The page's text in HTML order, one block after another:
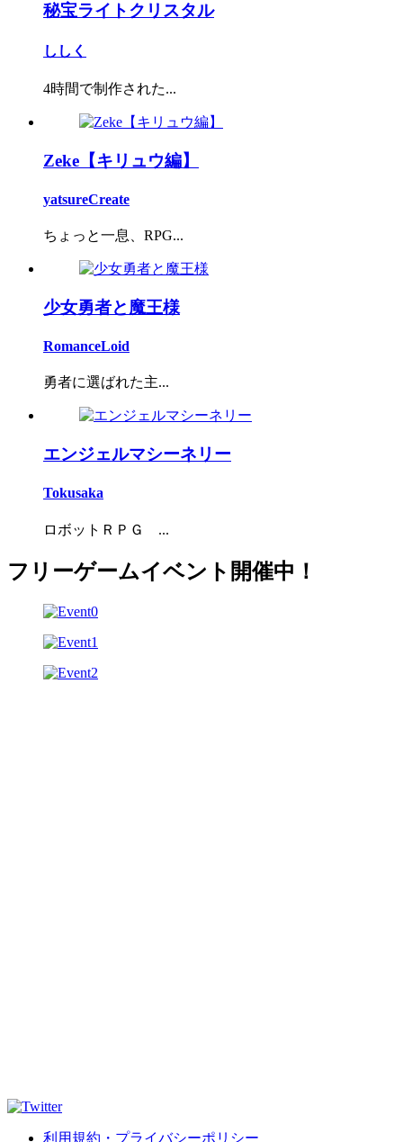
秘宝ライトクリスタル
ししく
4時間で制作された...
Zeke【キリュウ編】
yatsureCreate
ちょっと一息、RPG...
少女勇者と魔王様
RomanceLoid
勇者に選ばれた主...
エンジェルマシーネリー
Tokusaka
ロボットＲＰＧ ...
フリーゲームイベント開催中！
利用規約・プライバシーポリシー